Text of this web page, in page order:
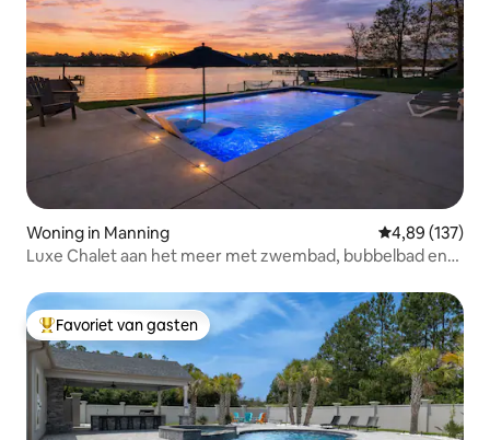
Woning in Manning Gemiddelde
4,89 (137)
Luxe Chalet aan het meer met zwembad, bubbelbad en
Topfavoriet van gasten
Favoriet van gasten